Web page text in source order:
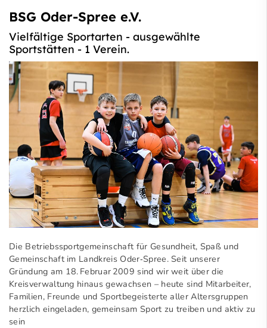
BSG Oder-Spree e.V.
Vielfältige Sportarten - ausgewählte
Sportstätten - 1 Verein.
Die Betriebssportgemeinschaft für Gesundheit, Spaß und
Gemeinschaft im Landkreis Oder‑Spree. Seit unserer
Gründung am 18. Februar 2009 sind wir weit über die
Kreisverwaltung hinaus gewachsen – heute sind Mitarbeiter,
Familien, Freunde und Sportbegeisterte aller Altersgruppen
herzlich eingeladen, gemeinsam Sport zu treiben und aktiv zu
sein